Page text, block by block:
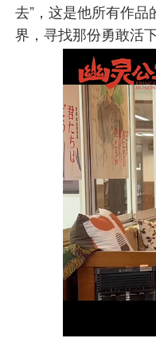
去”，这是他所有作
界，寻找那份勇敢活